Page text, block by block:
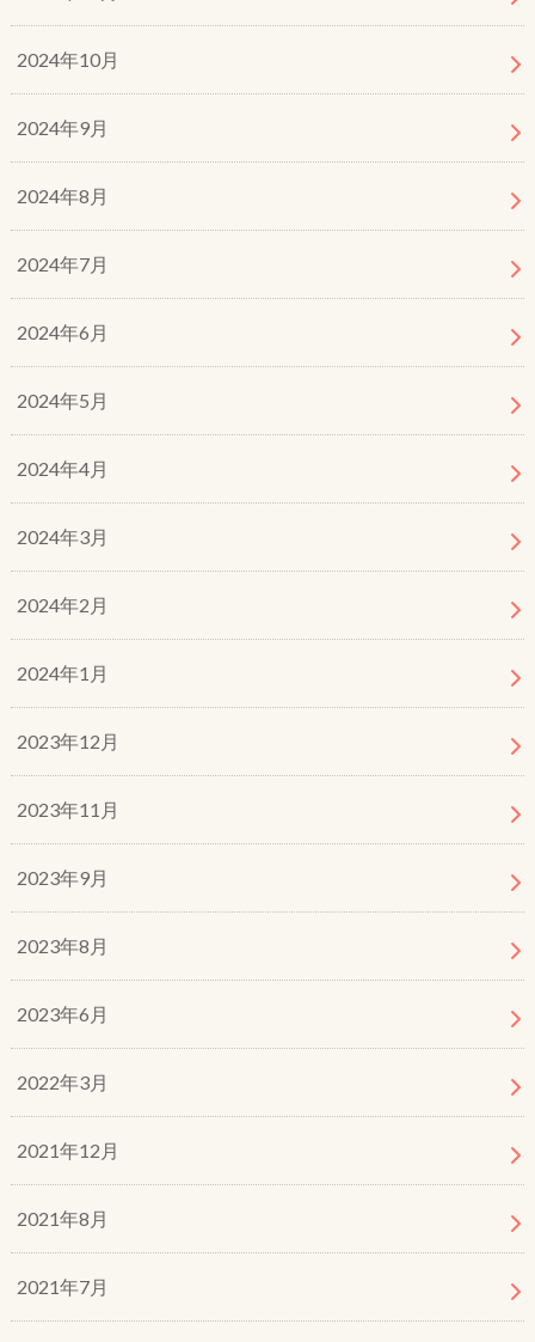
2024年10月
2024年9月
2024年8月
2024年7月
2024年6月
2024年5月
2024年4月
2024年3月
2024年2月
2024年1月
2023年12月
2023年11月
2023年9月
2023年8月
2023年6月
2022年3月
2021年12月
2021年8月
2021年7月